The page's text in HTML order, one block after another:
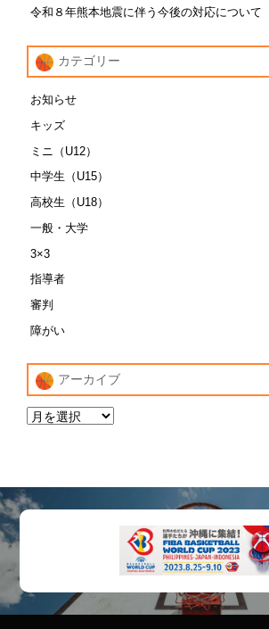
令和８年熊本地震に伴う今後の対応について
カテゴリー
お知らせ
キッズ
ミニ（U12）
中学生（U15）
高校生（U18）
一般・大学
3×3
指導者
審判
障がい
アーカイブ